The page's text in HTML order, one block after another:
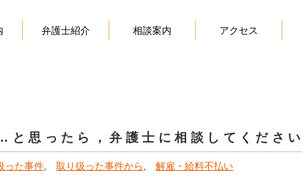
弁護士紹介 相談案内 アクセス
思ったら，弁護士に相談してくださ
った事件, 取り扱った事件から, 解雇・給料不払い